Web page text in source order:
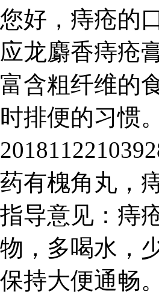
您好，痔疮的
应龙麝香痔疮
富含粗纤维的
时排便的习惯
药有槐角丸，
指导意见：痔
物，多喝水，
保持大便通畅